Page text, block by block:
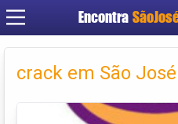
Encontra
crack em São